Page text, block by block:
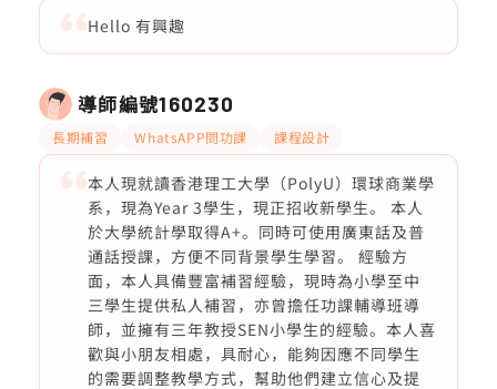
Hello 有興趣
導師編號160230
長期補習 WhatsAPP問功課 課程設計
本人現就讀香港理工大學（PolyU）環球商業學
系，現為Year 3學生，現正招收新學生。 本人
於大學統計學取得A+。同時可使用廣東話及普
通話授課，方便不同背景學生學習。 經驗方
面，本人具備豐富補習經驗，現時為小學至中
三學生提供私人補習，亦曾擔任功課輔導班導
師，並擁有三年教授SEN小學生的經驗。本人喜
歡與小朋友相處，具耐心，能夠因應不同學生
的需要調整教學方式，幫助他們建立信心及提